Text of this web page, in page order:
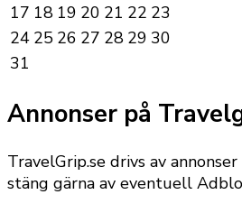
17 18 19 20 21 22 23
24 25 26 27 28 29 30
31
Annonser på
TravelGrip.se drivs av
stäng gärna av eventuell